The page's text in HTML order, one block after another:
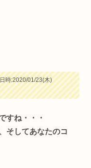
時:2020/01/23(木)
すね・・・
そしてあなたのコ